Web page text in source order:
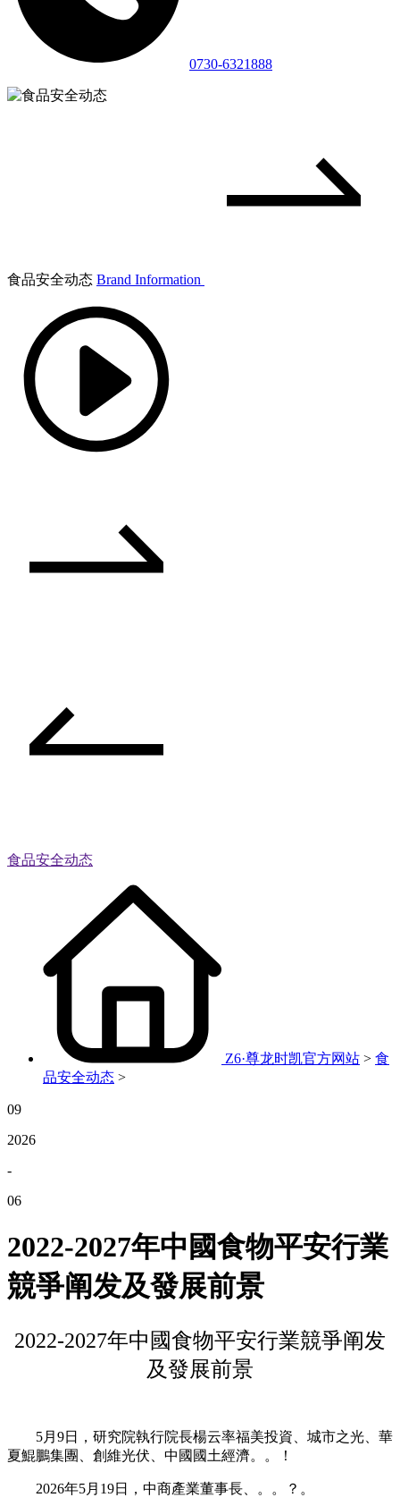
0730-6321888
食品安全动态 Brand Information
食品安全动态
Z6·尊龙时凯官方网站 > 食
品安全动态 >
09
2026
-
06
2022-2027年中國食物平安行業
競爭阐发及發展前景
2022-2027年中國食物平安行業競爭阐发
及發展前景
5月9日，研究院執行院長楊云率福美投資、城市之光、華
夏鯤鵬集團、創維光伏、中國國土經濟。。！
2026年5月19日，中商產業董事長、。。？。